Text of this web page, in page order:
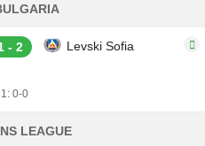
- 2 Levski Sofia
0-0
LEAGUE